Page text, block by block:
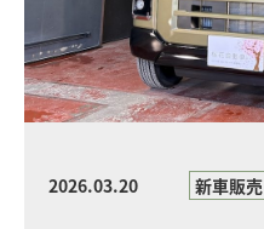
2026.03.20 新車販売